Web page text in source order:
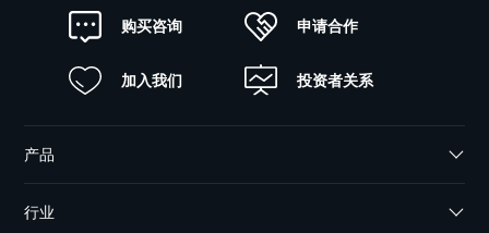
购买咨询 申请合作
加入我们 投资者关系
产品
行业